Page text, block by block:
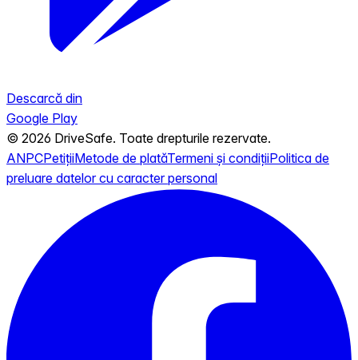
Descarcă din
Google Play
© 2026 DriveSafe. Toate drepturile rezervate.
ANPCPetițiiMetode de platăTermeni și condițiiPolitica de
preluare datelor cu caracter personal